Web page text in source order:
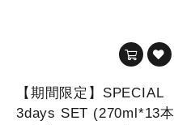
【期間限定】SPECIAL
3days SET (270ml*13本